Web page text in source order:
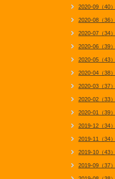
2020-09（40）
2020-08（36）
2020-07（34）
2020-06（39）
2020-05（43）
2020-04（38）
2020-03（37）
2020-02（33）
2020-01（39）
2019-12（34）
2019-11（34）
2019-10（43）
2019-09（37）